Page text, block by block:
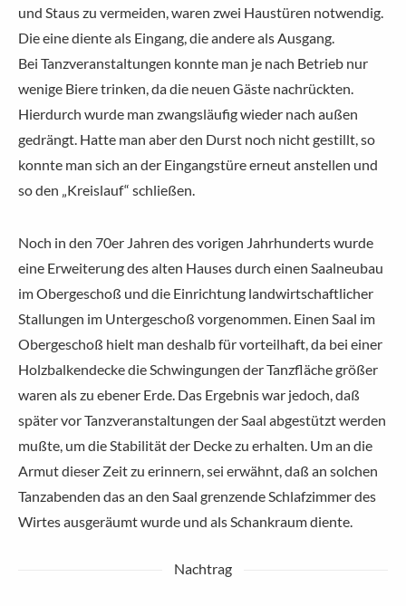
und Staus zu vermeiden, waren zwei Haustüren notwendig.
Die eine diente als Eingang, die andere als Ausgang.
Bei Tanzveranstaltungen konnte man je nach Betrieb nur
wenige Biere trinken, da die neuen Gäste nachrückten.
Hierdurch wurde man zwangsläufig wieder nach außen
gedrängt. Hatte man aber den Durst noch nicht gestillt, so
konnte man sich an der Eingangstüre erneut anstellen und
so den „Kreislauf“ schließen.
Noch in den 70er Jahren des vorigen Jahrhunderts wurde
eine Erweiterung des alten Hauses durch einen Saalneubau
im Obergeschoß und die Einrichtung landwirtschaftlicher
Stallungen im Untergeschoß vorgenommen. Einen Saal im
Obergeschoß hielt man deshalb für vorteilhaft, da bei einer
Holzbalkendecke die Schwingungen der Tanzfläche größer
waren als zu ebener Erde. Das Ergebnis war jedoch, daß
später vor Tanzveranstaltungen der Saal abgestützt werden
mußte, um die Stabilität der Decke zu erhalten. Um an die
Armut dieser Zeit zu erinnern, sei erwähnt, daß an solchen
Tanzabenden das an den Saal grenzende Schlafzimmer des
Wirtes ausgeräumt wurde und als Schankraum diente.
Nachtrag